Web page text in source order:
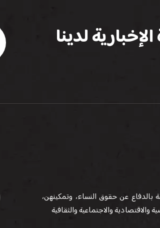
لدينا
عن حقوق النساء، وتمكينهن،
والاجتماعية والثقافية